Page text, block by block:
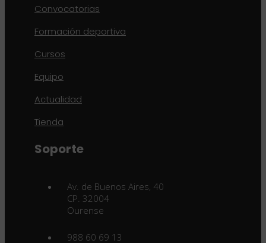
Convocatorias
Formación deportiva
Cursos
Equipo
Actualidad
Tienda
Soporte
Av. de Buenos Aires, 40
CP. 32004
Ourense
988 60 69 13